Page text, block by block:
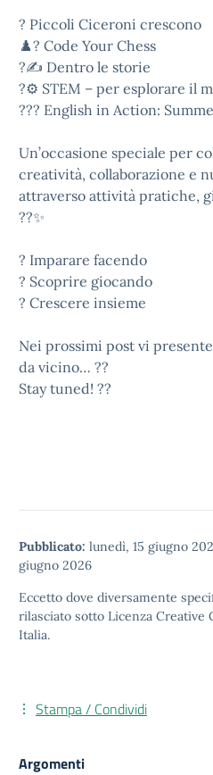
?️ Piccoli Ciceroni crescono
♟️? Code Your Chess
?✍️ Dentro le storie
?⚙️ STEM – per esplorare il
??? English in Action:
Un’occasione speciale per
creatività, collaborazione e
attraverso attività pratiche,
??✨
? Imparare facendo
? Scoprire giocando
? Crescere insieme
Nei prossimi post vi
da vicino… ??
Stay tuned! ??
Pubblicato: lunedì, 15 giugno
giugno 2026
Eccetto dove diversamente
rilasciato sotto Licenza Creative
Italia.
Stampa / Condividi
Argomenti